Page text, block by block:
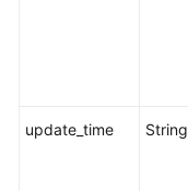
复
update_time String